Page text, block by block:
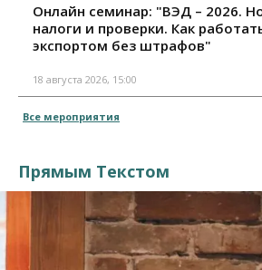
Онлайн семинар: "ВЭД – 2026.
налоги и проверки. Как
экспортом без штрафов"
18 августа 2026, 15:00
Все мероприятия
Прямым Текстом